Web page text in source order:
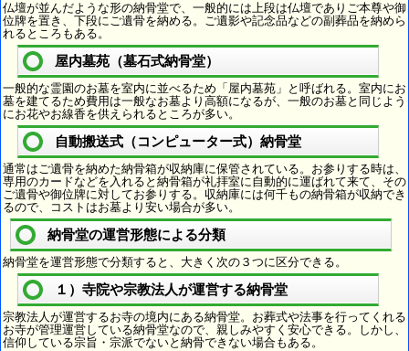
仏壇が並んだような形の納骨堂で、一般的には上段は仏壇でありご本尊や御
位牌を置き、下段にご遺骨を納める。ご遺影や記念品などの副葬品を納めら
れるところもある。
屋内墓苑（墓石式納骨堂）
一般的な霊園のお墓を室内に並べるため「屋内墓苑」と呼ばれる。室内にお
墓を建てるため費用は一般なお墓より高額になるが、一般のお墓と同じよう
にお花やお線香を供えられるところが多い。
自動搬送式（コンピューター式）納骨堂
通常はご遺骨を納めた納骨箱が収納庫に保管されている。お参りする時は、
専用のカードなどを入れると納骨箱が礼拝室に自動的に運ばれて来て、その
ご遺骨や御位牌に対してお参りする。収納庫には何千もの納骨箱が収納でき
るので、コストはお墓より安い場合が多い。
納骨堂の運営形態による分類
納骨堂を運営形態で分類すると、大きく次の３つに区分できる。
１）寺院や宗教法人が運営する納骨堂
宗教法人が運営するお寺の境内にある納骨堂。お葬式や法事を行ってくれる
お寺が管理運営している納骨堂なので、親しみやすく安心できる。しかし、
信仰している宗旨・宗派でないと納骨できない場合もある。